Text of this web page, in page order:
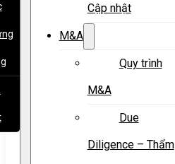
Cập nhật
M&A
Quy trình
M&A
Due
Diligence – Thẩm